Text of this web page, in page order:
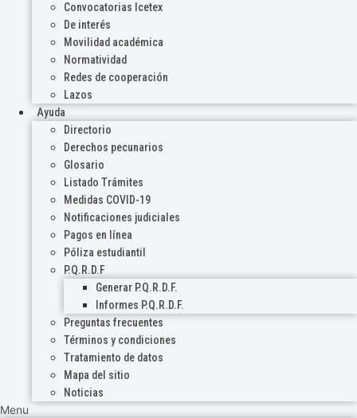
Convocatorias Icetex
De interés
Movilidad académica
Normatividad
Redes de cooperación
Lazos
Ayuda
Directorio
Derechos pecunarios
Glosario
Listado Trámites
Medidas COVID-19
Notificaciones judiciales
Pagos en línea
Póliza estudiantil
P.Q.R.D.F
Generar P.Q.R.D.F.
Informes P.Q.R.D.F.
Preguntas frecuentes
Términos y condiciones
Tratamiento de datos
Mapa del sitio
Noticias
Menu